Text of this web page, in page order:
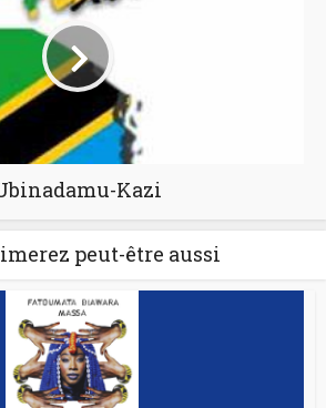
Kazi
peut-être aussi